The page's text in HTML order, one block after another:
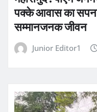
पक्के आवास का
सम्मानजनक जीवन
Junior Editor1